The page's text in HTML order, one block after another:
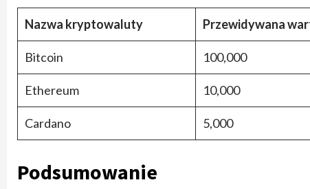
Nazwa kryptowaluty Przewidywana
Bitcoin 100,000
Ethereum 10,000
Cardano 5,000
Podsumowanie